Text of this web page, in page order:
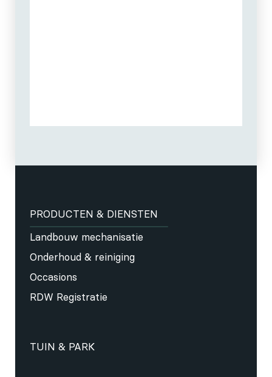
PRODUCTEN & DIENSTEN
Landbouw mechanisatie
Onderhoud & reiniging
Occasions
RDW Registratie
TUIN & PARK